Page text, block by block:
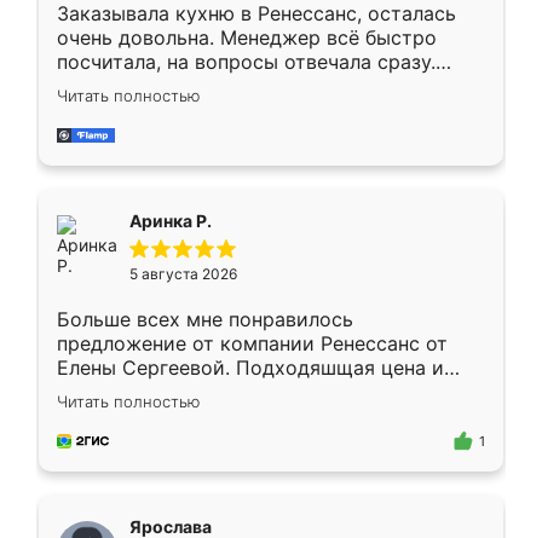
Заказывала кухню в Ренессанс, осталась
очень довольна. Менеджер всё быстро
посчитала, на вопросы отвечала сразу.
Замерщик приехал в субботу, подошёл к
делу со всей ответственностью. Собрали
за день, ребята работали аккуратно, даже
Читать полностью
Аринка Р.
5 августа 2026
Больше всех мне понравилось
предложение от компании Ренессанс от
Елены Сергеевой. Подходяшщая цена и
короткие сроки изготовления. Приехавший
для замера сотрудник Владислав
предложил по моему эскизу самый
Читать полностью
1
Ярослава